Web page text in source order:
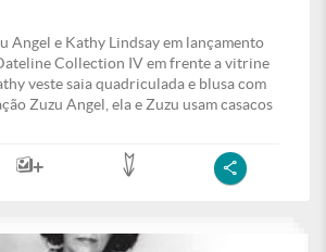
Angel e Kathy Lindsay em lançamento
Collection IV em frente a vitrine
veste saia quadriculada e blusa com
Zuzu Angel, ela e Zuzu usam casacos